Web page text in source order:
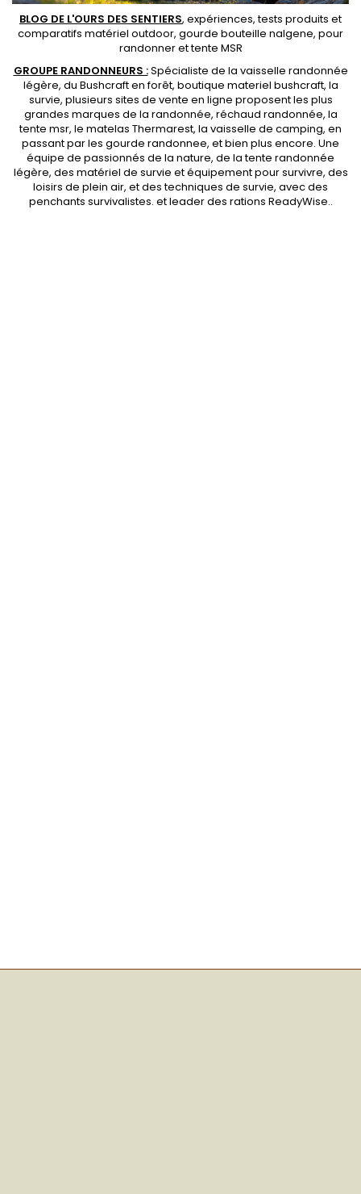
BLOG DE L'OURS DES SENTIERS, expériences, tests produits et
comparatifs matériel outdoor, gourde bouteille nalgene, pour
randonner ettente MSR
GROUPE RANDONNEURS :Spécialiste de la vaisselle randonnée
légère, du Bushcraft en forêt, boutique materiel bushcraft, la
survie, plusieurs sites de vente en ligne proposent les plus
grandes marques de la randonnée, réchaud randonnée, la
tente msr, le matelas Thermarest, la vaisselle de camping, en
passant par les gourde randonnee, et bien plus encore. Une
équipe de passionnés de la nature, de latente randonnée
légère, des matériel de survie et équipement pour survivre, des
loisirs de plein air, et des techniques de survie, avec des
penchants survivalistes. et leader des rations ReadyWise..